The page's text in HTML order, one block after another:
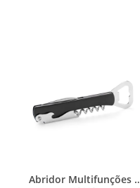
Abridor Multifunções 3